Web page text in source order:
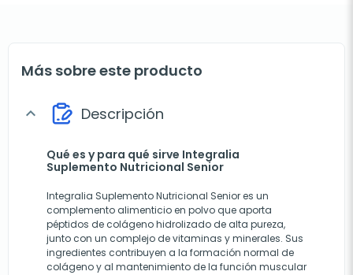
Más sobre este producto
expand_more Descripción
Qué es y para qué sirve Integralia
Suplemento Nutricional Senior
Integralia Suplemento Nutricional Senior es un
complemento alimenticio en polvo que aporta
péptidos de colágeno hidrolizado de alta pureza,
junto con un complejo de vitaminas y minerales. Sus
ingredientes contribuyen a la formación normal de
colágeno y al mantenimiento de la función muscular